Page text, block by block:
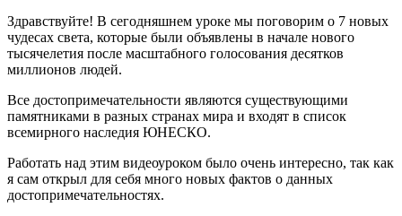
Здравствуйте! В сегодняшнем уроке мы поговорим о 7 новых
чудесах света, которые были объявлены в начале нового
тысячелетия после масштабного голосования десятков
миллионов людей.
Все достопримечательности являются существующими
памятниками в разных странах мира и входят в список
всемирного наследия ЮНЕСКО.
Работать над этим видеоуроком было очень интересно, так как
я сам открыл для себя много новых фактов о данных
достопримечательностях.